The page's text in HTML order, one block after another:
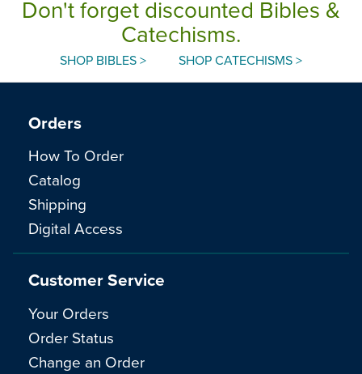
Don't forget discounted Bibles &
Catechisms.
SHOP BIBLES > SHOP CATECHISMS >
Orders
How To Order
Catalog
Shipping
Digital Access
Customer Service
Your Orders
Order Status
Change an Order